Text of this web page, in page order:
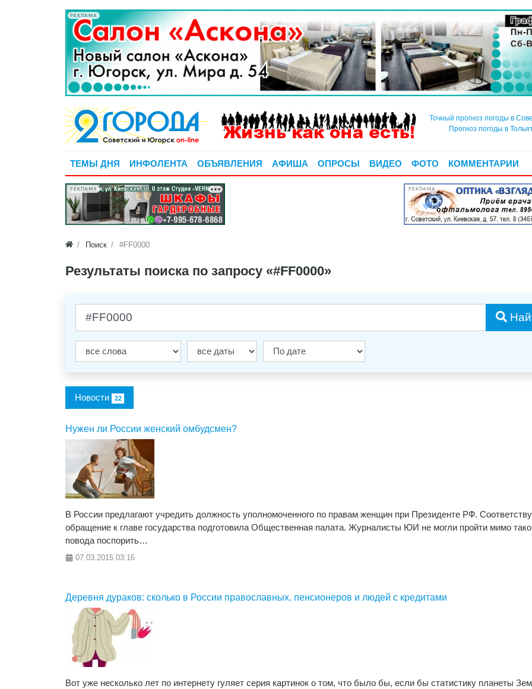
РЕКЛАМА
Точный прогноз погоды в
Прогноз погоды в
ТЕМЫ ДНЯ ИНФОЛЕНТА ОБЪЯВЛЕНИЯ АФИША ОПРОСЫ ВИДЕО ФОТО КОММЕНТАРИИ
РЕКЛАМА РЕКЛАМА
Поиск #FF0000
Результаты поиска по запросу «#FF0000»
Новости 22
Нужен ли России женский омбудсмен?
В России предлагают учредить должность уполномоченного по правам женщин при Президенте РФ.
обращение к главе государства подготовила Общественная палата. Журналисты ЮИ не могли пройти мимо
повода поспорить…
07.03.2015 03:16
Деревня дураков: сколько в России православных, пенсионеров и людей с кредитами
Вот уже несколько лет по интернету гуляет серия картинок о том, что было бы, если бы статистику планеты